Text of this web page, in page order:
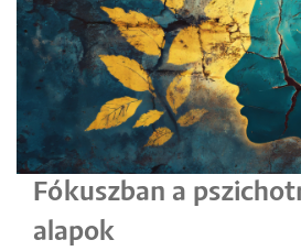
Fókuszban a
alapok